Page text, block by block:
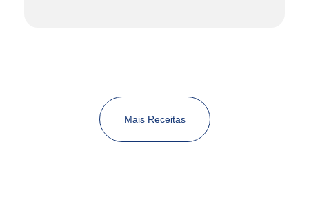
Mais Receitas